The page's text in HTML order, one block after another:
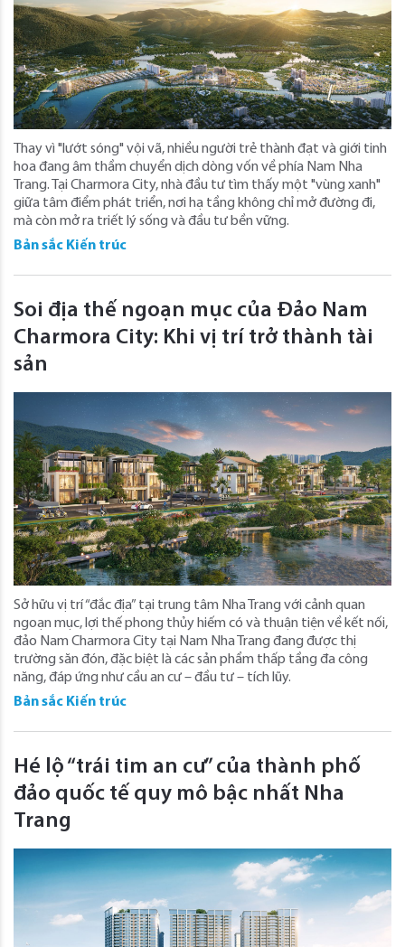
Thay vì "lướt sóng" vội vã, nhiều người trẻ thành đạt và giới tinh
hoa đang âm thầm chuyển dịch dòng vốn về phía Nam Nha
Trang. Tại Charmora City, nhà đầu tư tìm thấy một "vùng xanh"
giữa tâm điểm phát triển, nơi hạ tầng không chỉ mở đường đi,
mà còn mở ra triết lý sống và đầu tư bền vững.
Bản sắc Kiến trúc
Soi địa thế ngoạn mục của Đảo Nam
Charmora City: Khi vị trí trở thành tài
sản
Sở hữu vị trí “đắc địa” tại trung tâm Nha Trang với cảnh quan
ngoạn mục, lợi thế phong thủy hiếm có và thuận tiện về kết nối,
đảo Nam Charmora City tại Nam Nha Trang đang được thị
trường săn đón, đặc biệt là các sản phẩm thấp tầng đa công
năng, đáp ứng như cầu an cư – đầu tư – tích lũy.
Bản sắc Kiến trúc
Hé lộ “trái tim an cư” của thành phố
đảo quốc tế quy mô bậc nhất Nha
Trang